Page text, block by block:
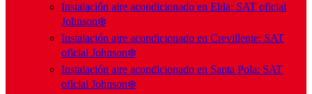
Instalación aire acondicionado en Elda: SAT oficial
Johnson❄️
Instalación aire acondicionado en Crevillente: SAT
oficial Johnson❄️
Instalación aire acondicionado en Santa Pola: SAT
oficial Johnson❄️